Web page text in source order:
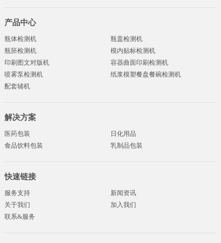
产品中心
瓶体检测机
瓶盖检测机
瓶胚检测机
模内贴标检测机
印刷图文对版机
容器曲面印刷检测机
喷雾泵检测机
纸浆模塑餐盘餐碗检测机
配套辅机
解决方案
医药包装
日化用品
食品饮料包装
乳制品包装
快速链接
服务支持
新闻资讯
关于我们
加入我们
联系&服务